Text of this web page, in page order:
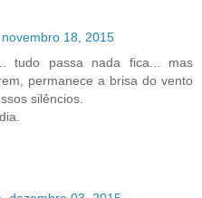
18, 2015
tudo passa nada fica... mas
permanece a brisa do vento
silêncios.